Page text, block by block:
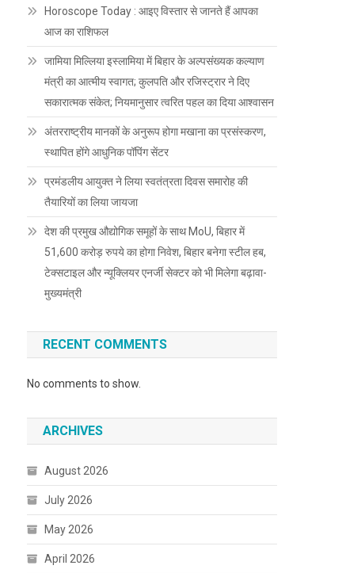
Horoscope Today : आइए विस्तार से जानते हैं आपका
आज का राशिफल
जामिया मिल्लिया इस्लामिया में बिहार के अल्पसंख्यक कल्याण
मंत्री का आत्मीय स्वागत; कुलपति और रजिस्ट्रार ने दिए
सकारात्मक संकेत; नियमानुसार त्वरित पहल का दिया आश्वासन
अंतरराष्ट्रीय मानकों के अनुरूप होगा मखाना का प्रसंस्करण,
स्थापित होंगे आधुनिक पॉपिंग सेंटर
प्रमंडलीय आयुक्त ने लिया स्वतंत्रता दिवस समारोह की
तैयारियों का लिया जायजा
देश की प्रमुख औद्योगिक समूहों के साथ MoU, बिहार में
51,600 करोड़ रुपये का होगा निवेश, बिहार बनेगा स्टील हब,
टेक्सटाइल और न्यूक्लियर एनर्जी सेक्टर को भी मिलेगा बढ़ावा-
मुख्यमंत्री
RECENT COMMENTS
No comments to show.
ARCHIVES
August 2026
July 2026
May 2026
April 2026